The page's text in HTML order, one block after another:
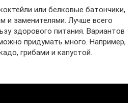
или белковые батончики,
и заменителями. Лучше всего
здорового питания. Вариантов
придумать много. Например,
грибами и капустой.